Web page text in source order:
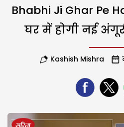
Bhabhi Ji Ghar Pe
घर में होगी नई
Kashish Mishra